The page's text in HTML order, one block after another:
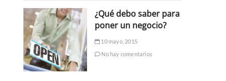
¿Qué debo saber para
poner un negocio?
10 mayo, 2015
No hay comentarios